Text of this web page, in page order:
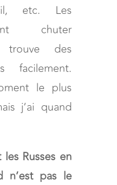
etc. Les
chuter
trouve des
facilement.
le plus
j’ai quand
Russes en
n’est pas le